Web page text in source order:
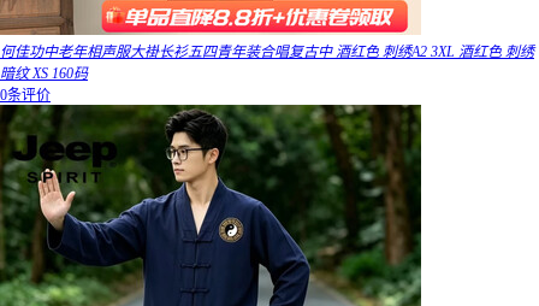
何佳功中老年相声服大褂长衫五四青年装合唱复古中 酒红色 刺绣A2 3XL 酒红色 刺绣
暗纹 XS 160码
0条评价